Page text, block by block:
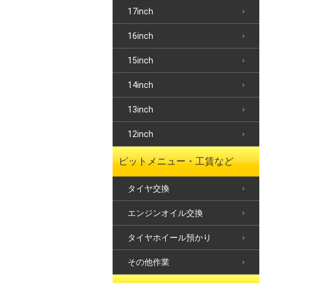
17inch
16inch
15inch
14inch
13inch
12inch
ピットメニュー・工賃など
タイヤ交換
エンジンオイル交換
タイヤホイール預かり
その他作業